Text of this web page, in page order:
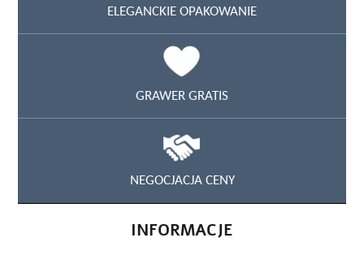
ELEGANCKIE OPAKOWANIE
GRAWER GRATIS
NEGOCJACJA CENY
INFORMACJE